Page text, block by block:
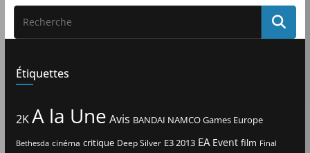
Étiquettes
2KA la Une Avis BANDAI NAMCO Games Europe
Bethesda cinéma critique Deep Silver E3 2013 EA Event film Final